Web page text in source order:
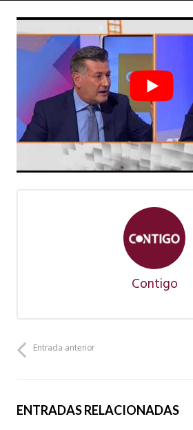
Contigo
Entrada anterior
ENTRADAS RELACIONADAS